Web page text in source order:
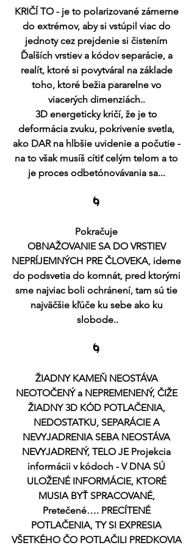
KRIČÍ TO - je to polarizované zámerne
do extrémov, aby si vstúpil viac do
jednoty cez prejdenie si čistením
Ďalších vrstiev a kódov separácie, a
realít, ktoré si povytváral na základe
toho, ktoré bežia pararelne vo
viacerých dimenziách..
3D energeticky kričí, že je to
deformácia zvuku, pokrivenie svetla,
ako DAR na hlbšie uvidenie a počutie -
na to však musíš cítiť celým telom a to
je proces odbetónovávania sa...
🌀
Pokračuje
OBNAŽOVANIE SA DO VRSTIEV
NEPRÍJEMNÝCH PRE ČLOVEKA, ideme
do podsvetia do komnát, pred ktorými
sme najviac boli ochránení, tam sú tie
najväčšie kľúče ku sebe ako ku
slobode..
🌀
ŽIADNY KAMEŇ NEOSTÁVA
NEOTOČENÝ a NEPREMENENÝ, ČIŽE
ŽIADNY 3D KÓD POTLAČENIA,
NEDOSTATKU, SEPARÁCIE A
NEVYJADRENIA SEBA NEOSTÁVA
NEVYJADRENÝ, TELO JE Projekcia
informácii v kódoch - V DNA SÚ
ULOŽENÉ INFORMÁCIE, KTORÉ
MUSIA BYŤ SPRACOVANÉ,
Pretečené…. PRECÍTENÉ
POTLAČENIA, TY SI EXPRESIA
VŠETKÉHO ČO POTLAČILI PREDKOVIA